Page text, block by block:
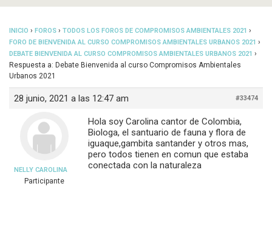
INICIO › FOROS › TODOS LOS FOROS DE COMPROMISOS AMBIENTALES 2021 ›
FORO DE BIENVENIDA AL CURSO COMPROMISOS AMBIENTALES URBANOS 2021 ›
DEBATE BIENVENIDA AL CURSO COMPROMISOS AMBIENTALES URBANOS 2021 ›
Respuesta a: Debate Bienvenida al curso Compromisos Ambientales
Urbanos 2021
28 junio, 2021 a las 12:47 am #33474
NELLY CAROLINA
Participante
Hola soy Carolina cantor de Colombia,
Biologa, el santuario de fauna y flora de
iguaque,gambita santander y otros mas,
pero todos tienen en comun que estaba
conectada con la naturaleza